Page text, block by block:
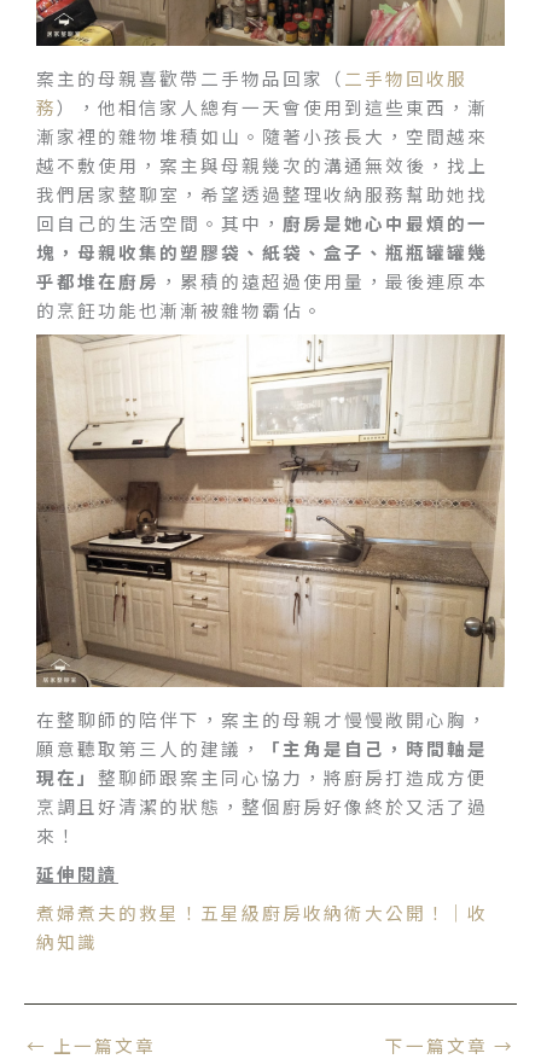
案主的母親喜歡帶二手物品回家（ 二手物回收服
務），他相信家人總有一天會使用到這些東西，漸
漸家裡的雜物堆積如山。隨著小孩長大，空間越來
越不敷使用，案主與母親幾次的溝通無效後，找上
我們居家整聊室，希望透過整理收納服務幫助她找
回自己的生活空間。其中， 廚房是她心中最煩的一
塊，母親收集的塑膠袋、紙袋、盒子、瓶瓶罐罐幾
乎都堆在廚房 ，累積的遠超過使用量，最後連原本
的烹飪功能也漸漸被雜物霸佔。
在整聊師的陪伴下，案主的母親才慢慢敞開心胸，
願意聽取第三人的建議，
「主角是自己，時間軸是
現在」 整聊師跟案主同心協力，將廚房打造成方便
烹調且好清潔的狀態，整個廚房好像終於又活了過
來！
延伸閱讀
煮婦煮夫的救星！五星級廚房收納術大公開！｜收
納知識
← 上一篇文章 下一篇文章 →